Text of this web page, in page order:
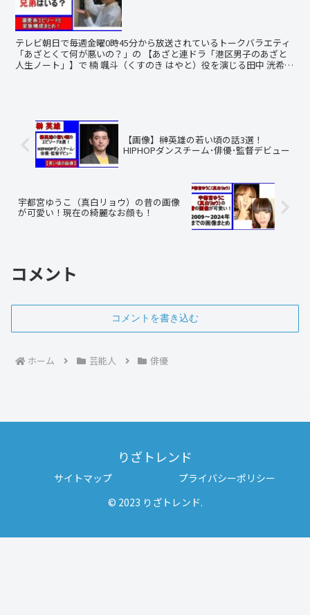
テレビ朝日で毎週金曜0時45分から放送されているトークバラエティ
「あざとくて何が悪いの？」の 【あざと連ドラ「港区男子のあざと
人生ノート」】で 楠 颯斗（くすのき はやと）役を演じる田中 洸希
【画像】榊英雄の若い頃の話3選！
HIPHOPダンスチーム･俳優･監督デビュー
宇都宮ゆうこ（真白リョウ）の昔の画像
が可愛い！現在の綺麗なお顔も！
コメント
コメントを書き込む
ホーム 芸能人 俳優
りざトレンド
サイトマップ
プライバシーポリシー
© 2023 りざトレンド.